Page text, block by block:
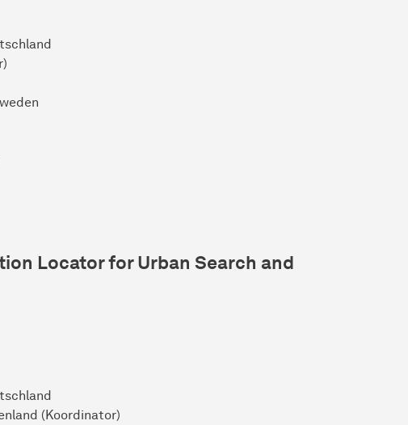
Locator for Urban Search and
(Koordinator)